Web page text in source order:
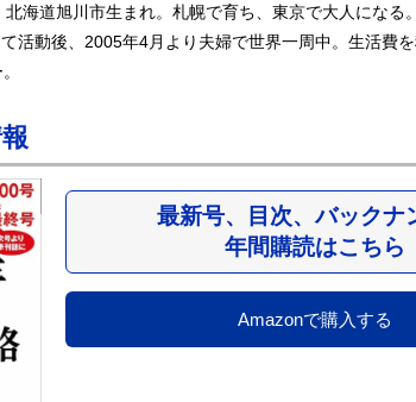
北海道旭川市生まれ。札幌で育ち、東京で大人になる
活動後、2005年4月より夫婦で世界一周中。生活費
最新号、目次、バックナ
年間購読はこちら
Amazonで購入する